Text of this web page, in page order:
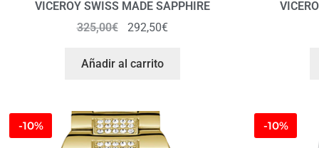
VICEROY SWISS MADE SAPPHIRE
325,00€ 292,50€
Añadir al carrito
-10% -10%